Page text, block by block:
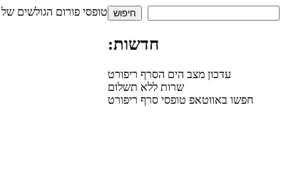
טופסי פורום הגולשים
חדשות:
עדכון מצב הים הסרף ריפורט
שרות ללא תשלום
חפשו באווטאפ טופסי סרף ריפורט